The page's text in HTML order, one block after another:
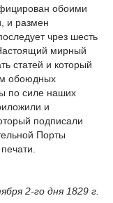
обоими
и размен
чрез шесть
мирный
статей и который
обоюдных
по силе наших
и
подписали
Порты
2-го дня 1829 г.